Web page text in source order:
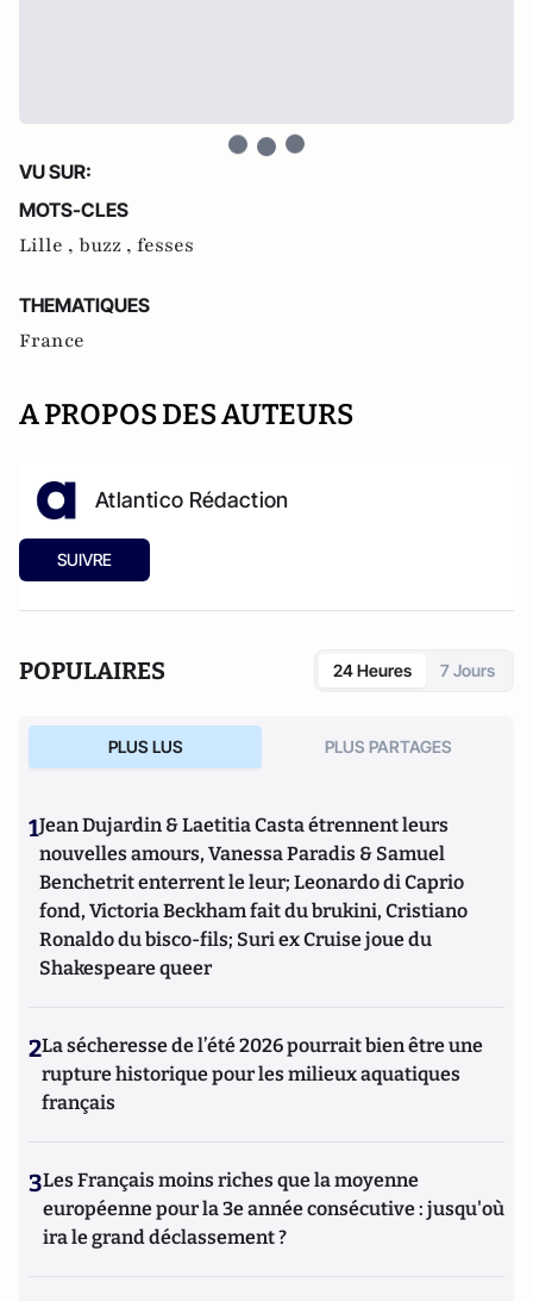
VU SUR:
MOTS-CLES
Lille , buzz , fesses
THEMATIQUES
France
A PROPOS DES AUTEURS
Atlantico Rédaction
SUIVRE
POPULAIRES 24 Heures 7 Jours
PLUS LUS PLUS PARTAGES
1Jean Dujardin & Laetitia Casta étrennent leurs
nouvelles amours, Vanessa Paradis & Samuel
Benchetrit enterrent le leur; Leonardo di Caprio
fond, Victoria Beckham fait du brukini, Cristiano
Ronaldo du bisco-fils; Suri ex Cruise joue du
Shakespeare queer
2La sécheresse de l’été 2026 pourrait bien être une
rupture historique pour les milieux aquatiques
français
3Les Français moins riches que la moyenne
européenne pour la 3e année consécutive : jusqu'où
ira le grand déclassement ?